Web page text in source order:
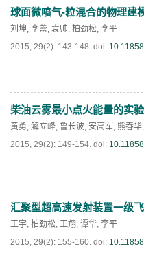
阅读全文 PDF(
球面微喷气-粒混合的物理建
刘坤, 李蕾, 袁帅, 柏劲松, 李平
2015, 29(2): 143-148. doi:
阅读全文 PDF(
柴油云雾最小点火能量的实
黄勇, 解立峰, 鲁长波, 安高军, 熊春华,
2015, 29(2): 149-154. doi:
阅读全文 PDF (
汇聚型超高速发射装置一级
王宇, 柏劲松, 王翔, 谭华, 李平
2015, 29(2): 155-160. doi: